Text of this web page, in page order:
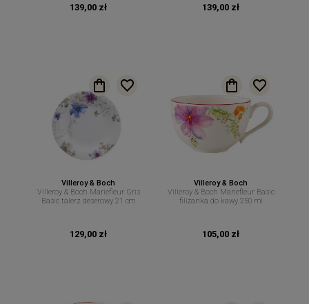
139,00 zł 139,00 zł
Villeroy & Boch
Villeroy & Boch Mariefleur Gris
Basic talerz deserowy 21 cm
129,00 zł
Villeroy & Boch
Villeroy & Boch Mariefleur Basic
filiżanka do kawy 250 ml
105,00 zł